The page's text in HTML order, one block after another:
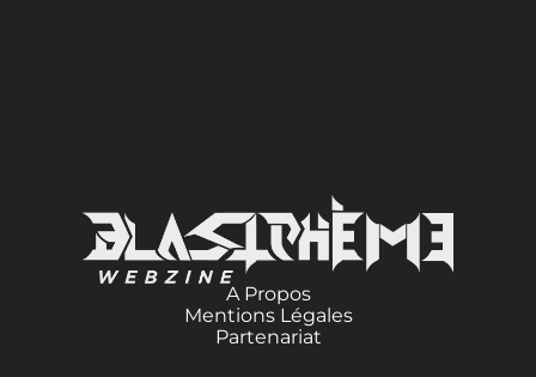
A Propos
Mentions Légales
Partenariat